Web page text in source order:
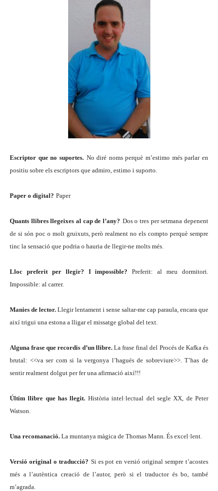
Escriptor que no suportes. No diré noms perquè m’estimo més parlar en
positiu sobre els escriptors que admiro, estimo i suporto.
Paper o digital? Paper
Quants llibres llegeixes al cap de l’any? Dos o tres per setmana depenent
de si són poc o molt gruixuts, però realment no els compto perquè sempre
tinc la sensació que podria o hauria de llegir-ne molts més.
Lloc preferit per llegir? I impossible?Preferit: al meu dormitori.
Impossible: al carrer.
Manies de lector. Llegir lentament i sense saltar-me cap paraula, encara que
així trigui una estona a lligar el missatge global del text.
Alguna frase que recordis d’un llibre.La frase final del Procés de Kafka és
brutal: <<va ser com si la vergonya l’hagués de sobreviure>>. T’has de
sentir realment dolgut per fer una afirmació així!!!
Últim llibre que has llegit. Història intel·lectual del segle XX, de Peter
Watson.
Una recomanació. La muntanya màgica de Thomas Mann. És excel·lent.
Versió original o traducció? Si es pot en versió original sempre t’acostes
més a l’autèntica creació de l’autor, però si el traductor és bo, també
m’agrada.